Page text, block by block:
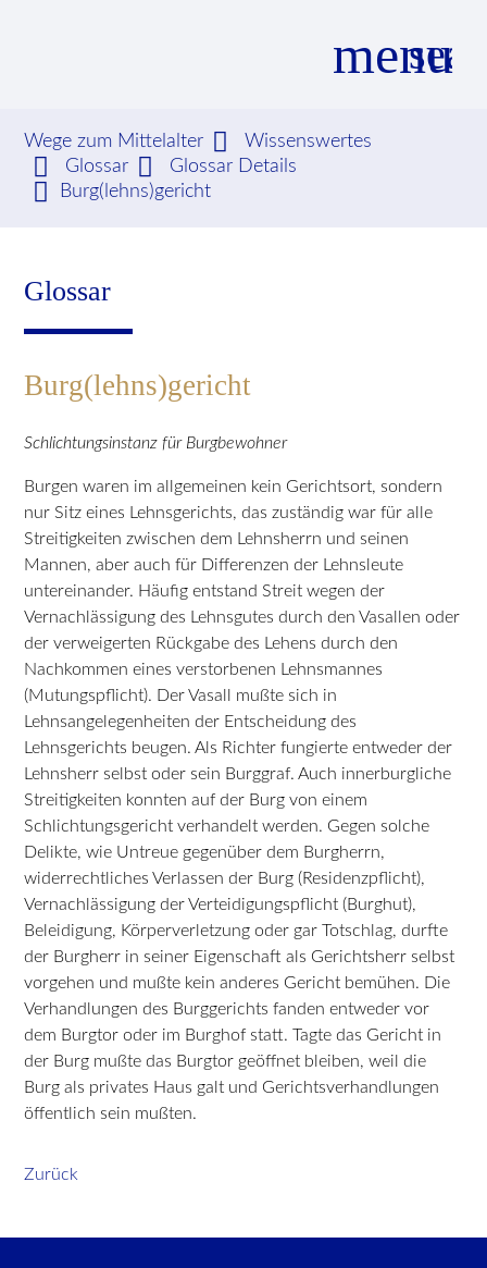
menu
Suchbegriffe
Wege zum Mittelalter
Wissenswertes
Glossar
Glossar Details
Burg(lehns)gericht
Glossar
Burg(lehns)gericht
Schlichtungsinstanz für Burgbewohner
Burgen waren im allgemeinen kein Gerichtsort, sondern
nur Sitz eines Lehnsgerichts, das zuständig war für alle
Streitigkeiten zwischen dem Lehnsherrn und seinen
Mannen, aber auch für Differenzen der Lehnsleute
untereinander. Häufig entstand Streit wegen der
Vernachlässigung des Lehnsgutes durch den Vasallen oder
der verweigerten Rückgabe des Lehens durch den
Nachkommen eines verstorbenen Lehnsmannes
(Mutungspflicht). Der Vasall mußte sich in
Lehnsangelegenheiten der Entscheidung des
Lehnsgerichts beugen. Als Richter fungierte entweder der
Lehnsherr selbst oder sein Burggraf. Auch innerburgliche
Streitigkeiten konnten auf der Burg von einem
Schlichtungsgericht verhandelt werden. Gegen solche
Delikte, wie Untreue gegenüber dem Burgherrn,
widerrechtliches Verlassen der Burg (Residenzpflicht),
Vernachlässigung der Verteidigungspflicht (Burghut),
Beleidigung, Körperverletzung oder gar Totschlag, durfte
der Burgherr in seiner Eigenschaft als Gerichtsherr selbst
vorgehen und mußte kein anderes Gericht bemühen. Die
Verhandlungen des Burggerichts fanden entweder vor
dem Burgtor oder im Burghof statt. Tagte das Gericht in
der Burg mußte das Burgtor geöffnet bleiben, weil die
Burg als privates Haus galt und Gerichtsverhandlungen
öffentlich sein mußten.
Zurück